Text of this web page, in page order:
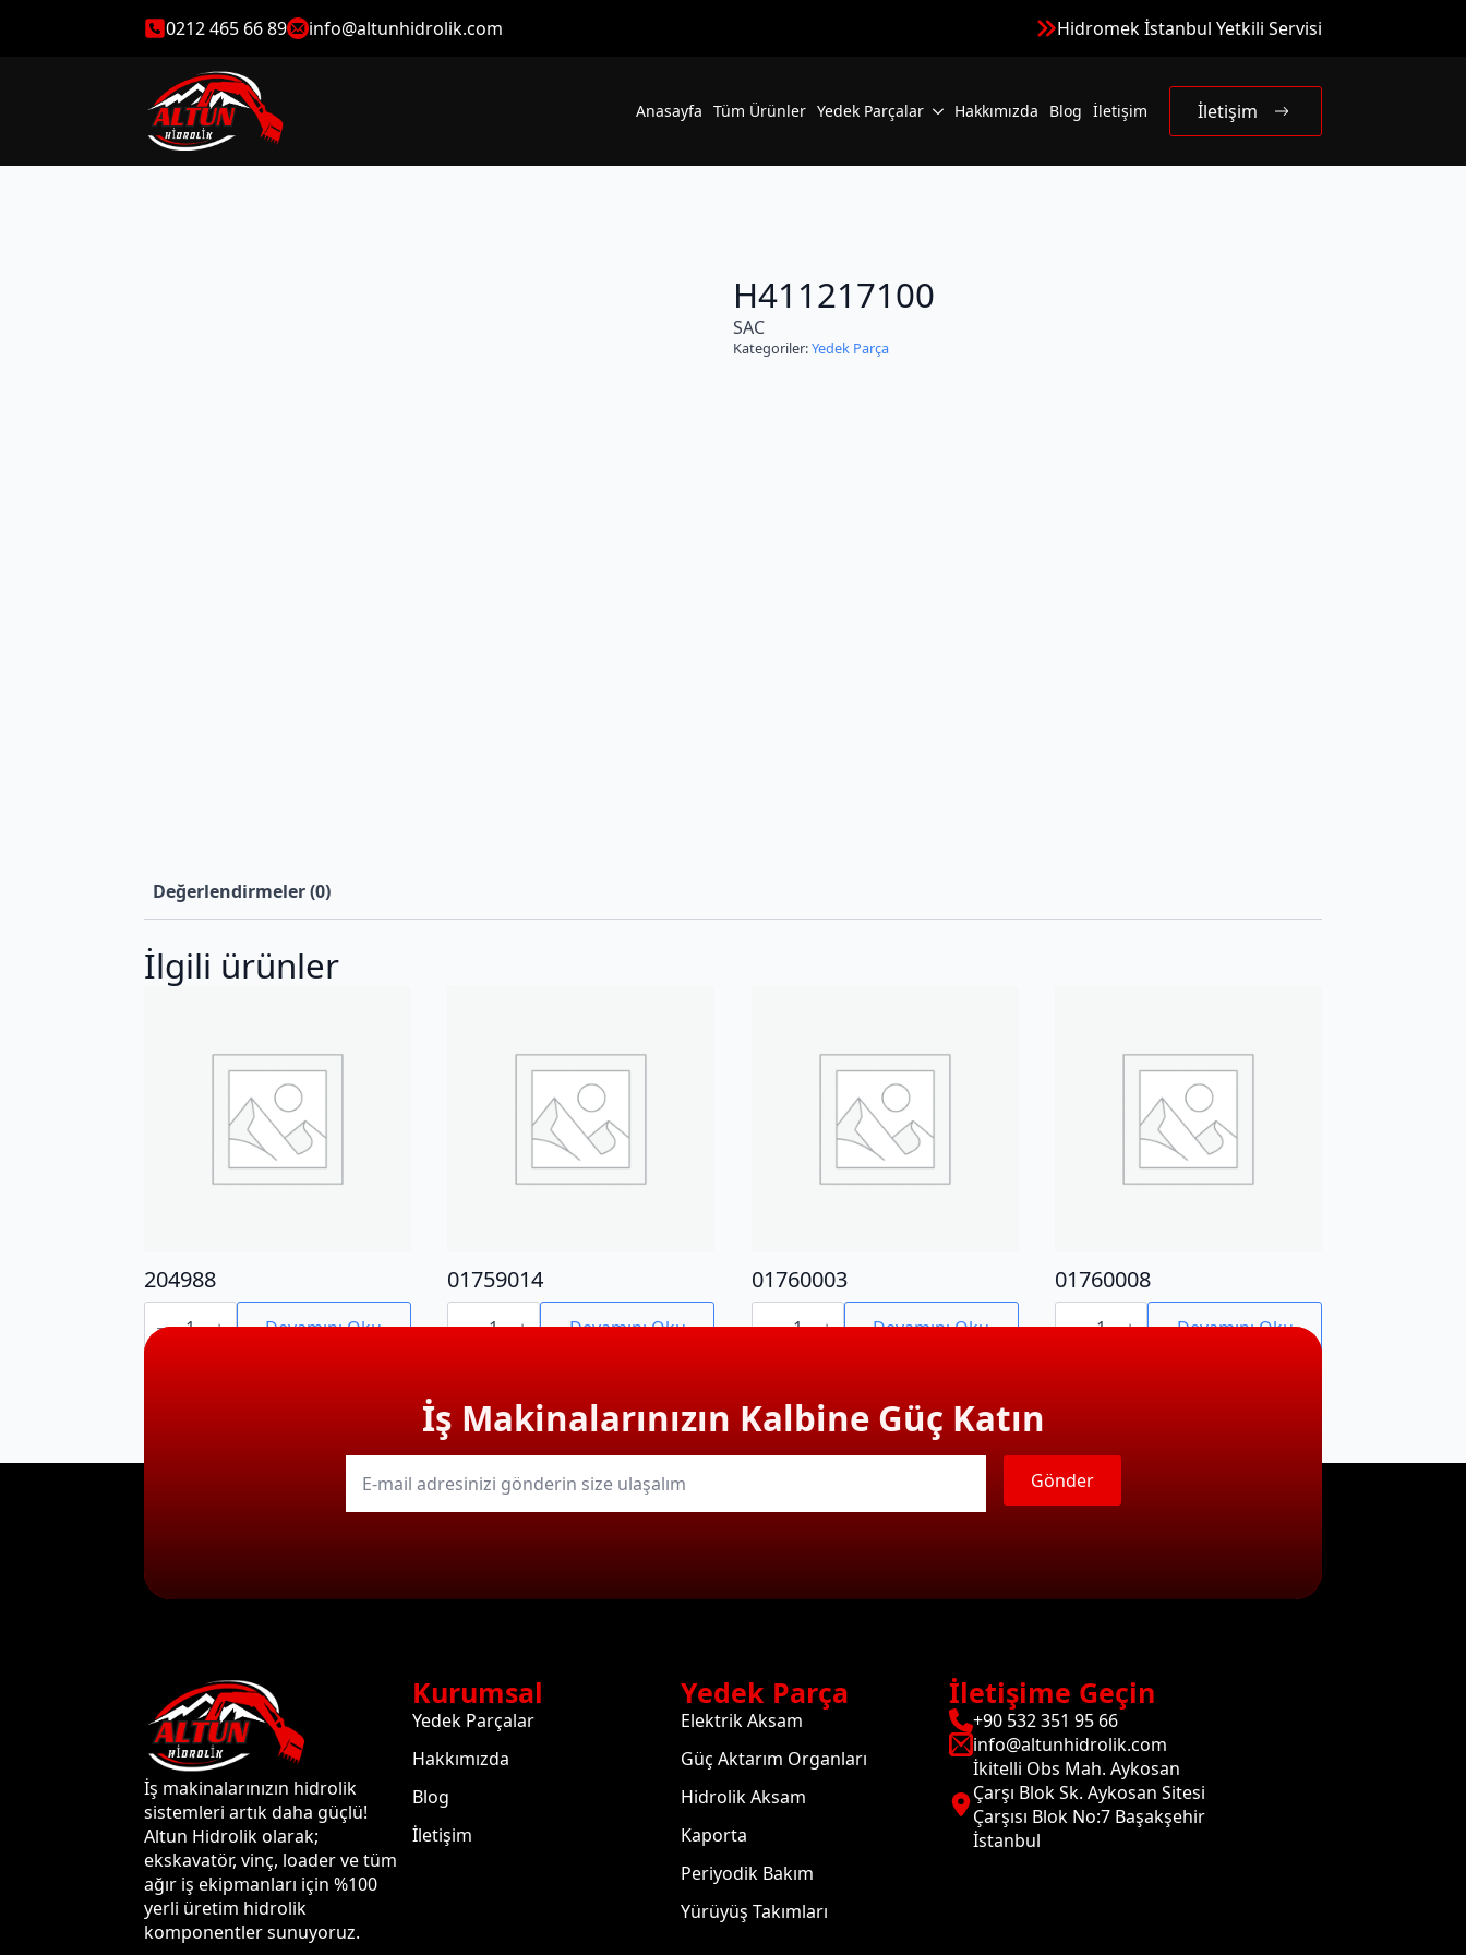
0212 465 66 89 info@altunhidrolik.com Hidromek İstanbul Yetkili Servisi
Anasayfa Tüm Ürünler Yedek Parçalar Hakkımızda Blog İletişim İletişim
H411217100
SAC
Kategoriler:Yedek Parça
Değerlendirmeler (0)
İlgili ürünler
204988
204988
adet Devamını Oku
01759014
01759014
adet Devamını Oku
01760003
01760003
adet Devamını Oku
01760008
01760008
adet Devamını Oku
İş Makinalarınızın Kalbine Güç Katın
E-
mail Gönder
İş makinalarınızın hidrolik
sistemleri artık daha güçlü!
Altun Hidrolik olarak;
ekskavatör, vinç, loader ve tüm
ağır iş ekipmanları için %100
yerli üretim hidrolik
komponentler sunuyoruz.
Kurumsal
Yedek Parçalar
Hakkımızda
Blog
İletişim
Yedek Parça
Elektrik Aksam
Güç Aktarım Organları
Hidrolik Aksam
Kaporta
Periyodik Bakım
Yürüyüş Takımları
İletişime Geçin
+90 532 351 95 66
info@altunhidrolik.com
İkitelli Obs Mah. Aykosan
Çarşı Blok Sk. Aykosan Sitesi
Çarşısı Blok No:7 Başakşehir
İstanbul